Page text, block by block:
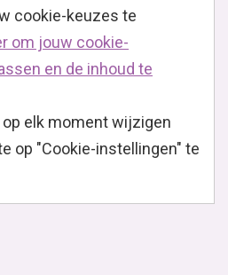
cookie-keuzes te
om jouw cookie-
en de inhoud te
elk moment wijzigen
op "Cookie-instellingen" te